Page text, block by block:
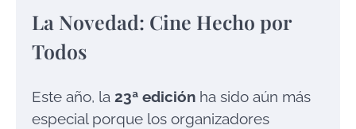
La Novedad: Cine Hecho por
Todos
Este año, la 23ª edición ha sido aún más
especial porque los organizadores